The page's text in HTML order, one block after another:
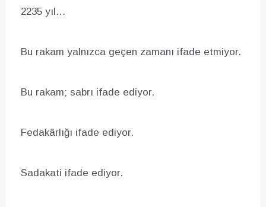
2235 yıl…
Bu rakam yalnızca geçen zamanı ifade etmiyor.
Bu rakam; sabrı ifade ediyor.
Fedakârlığı ifade ediyor.
Sadakati ifade ediyor.